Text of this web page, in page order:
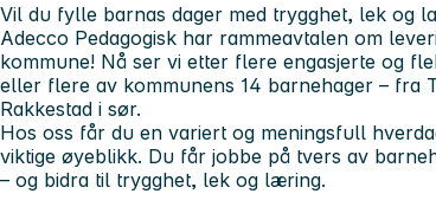
Vil du fylle barnas dager med trygghet, lek og
Adecco Pedagogisk har rammeavtalen om
kommune! Nå ser vi etter flere engasjerte og
eller flere av kommunens 14 barnehager – fra
Rakkestad i sør.
Hos oss får du en variert og meningsfull
viktige øyeblikk. Du får jobbe på tvers av
– og bidra til trygghet, lek og læring.